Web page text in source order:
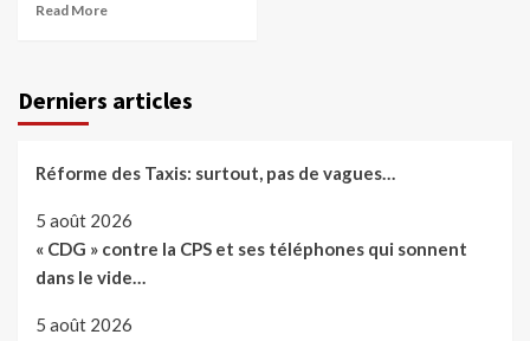
Read More
Derniers articles
Réforme des Taxis: surtout, pas de vagues…
5 août 2026
« CDG » contre la CPS et ses téléphones qui sonnent
dans le vide…
5 août 2026